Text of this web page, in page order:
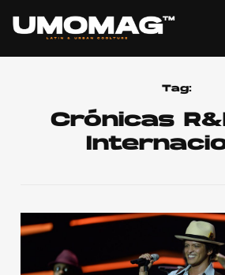
TV
Tag:
Crónicas